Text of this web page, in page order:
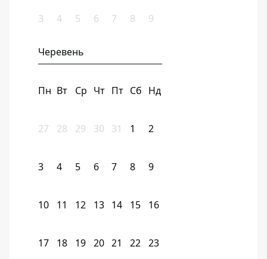
3 4 5 6 7 8 9
Черевень
Пн Вт Ср Чт Пт Сб Нд
27 28 29 30 31 1 2
3 4 5 6 7 8 9
10 11 12 13 14 15 16
17 18 19 20 21 22 23